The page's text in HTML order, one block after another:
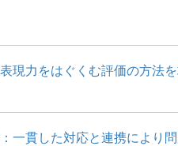
現力をはぐくむ評価の方法
一貫した対応と連携により